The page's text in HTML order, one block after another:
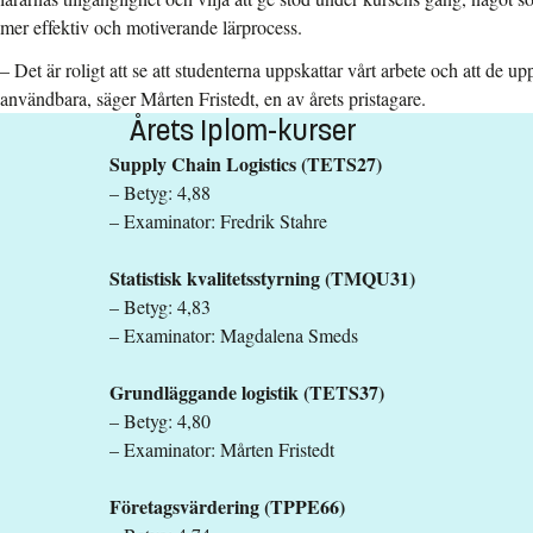
mer effektiv och motiverande lärprocess.
– Det är roligt att se att studenterna uppskattar vårt arbete och att de
användbara, säger Mårten Fristedt, en av årets pristagare.
Årets Iplom-kurser
Supply Chain Logistics (TETS27)
– Betyg: 4,88
– Examinator: Fredrik Stahre
Statistisk kvalitetsstyrning (TMQU31)
– Betyg: 4,83
– Examinator: Magdalena Smeds
Grundläggande logistik (TETS37)
– Betyg: 4,80
– Examinator: Mårten Fristedt
Företagsvärdering (TPPE66)